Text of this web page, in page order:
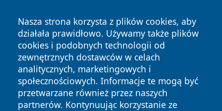
Nasza strona korzysta z plików cookies, aby
działała prawidłowo. Używamy także plików
cookies i podobnych technologii od
zewnętrznych dostawców w celach
analitycznych, marketingowych i
społecznościowych. Informacje te mogą być
przetwarzane również przez naszych
partnerów. Kontynuując korzystanie ze
Copyright © 2026 irybnik.pl Wszystkie prawa zastrzeżone.
Polityka Polityka